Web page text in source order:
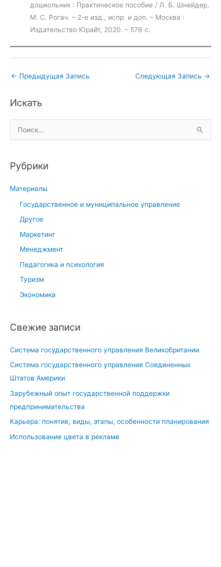
дошкольник : Практическое пособие / Л. Б. Шнейдер,
М. С. Рогач. – 2-е изд., испр. и доп. – Москва :
Издательство Юрайт, 2020. – 576 с.
← Предыдущая Запись Следующая Запись →
Искать
о
с
:
Рубрики
Материалы
Государственное и муниципальное управление
Другое
Маркетинг
Менеджмент
Педагогика и психология
Туризм
Экономика
Свежие записи
Система государственного управления Великобритании
Система государственного управления Соединенных
Штатов Америки
Зарубежный опыт государственной поддержки
предпринимательства
Карьера: понятие, виды, этапы, особенности планирования
Использование цвета в рекламе